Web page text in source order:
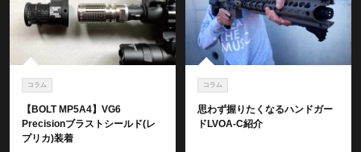
コラム
【BOLT MP5A4】VG6
Precisionブラストシールド(レ
プリカ)装着
コラム
思わず握りたくなるハンドガー
ドLVOA-C紹介